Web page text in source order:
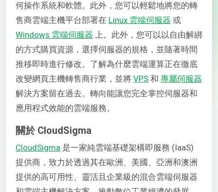
何操作系統和軟體。此外，您可以輕鬆地將您的轉
售商雲端主機平台部署在 Linux 雲端伺服器 或
Windows 雲端伺服器 上。此外，您可以以自由解綁
的方式購買資源，選擇伺服器的規格，並隨著時間
推移即時進行修改。了解為什麼雲端運算正在徹底
改變網頁主機轉售商行業，並將 VPS 和 專屬伺服器
解決方案留在過去。轉向能讓您完全掌控伺服器和
應用程式效能的雲端服務。
關於 CloudSigma
CloudSigma 是一家純雲端基礎架構即服務 (IaaS)
提供商，致力於透過其在歐洲、美國、亞洲和澳洲
提供的高可用性、靈活且企業級的混合雲端伺服器